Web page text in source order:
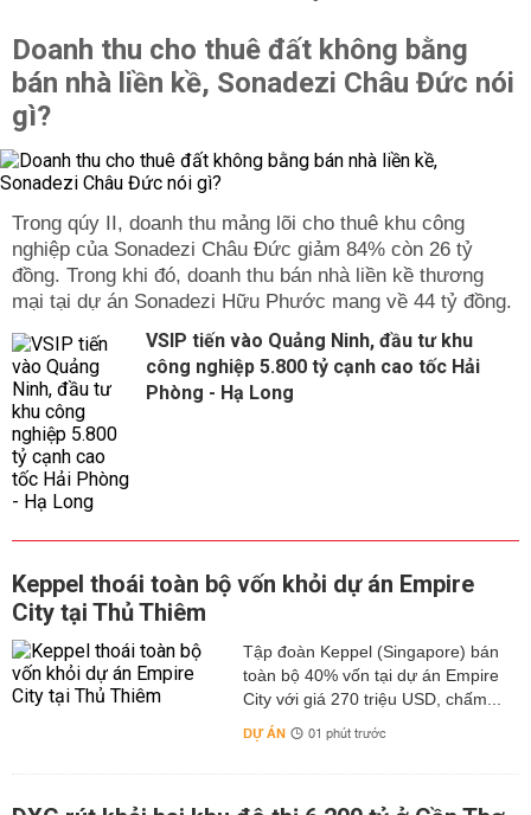
Doanh thu cho thuê đất không bằng
bán nhà liền kề, Sonadezi Châu Đức nói
gì?
Trong qúy II, doanh thu mảng lõi cho thuê khu công
nghiệp của Sonadezi Châu Đức giảm 84% còn 26 tỷ
đồng. Trong khi đó, doanh thu bán nhà liền kề thương
mại tại dự án Sonadezi Hữu Phước mang về 44 tỷ đồng.
VSIP tiến vào Quảng Ninh, đầu tư khu
công nghiệp 5.800 tỷ cạnh cao tốc Hải
Phòng - Hạ Long
Keppel thoái toàn bộ vốn khỏi dự án Empire
City tại Thủ Thiêm
Tập đoàn Keppel (Singapore) bán
toàn bộ 40% vốn tại dự án Empire
City với giá 270 triệu USD, chấm...
DỰ ÁN 01 phút trước